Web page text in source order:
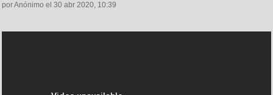
por Anónimo el 30 abr 2020, 10:39